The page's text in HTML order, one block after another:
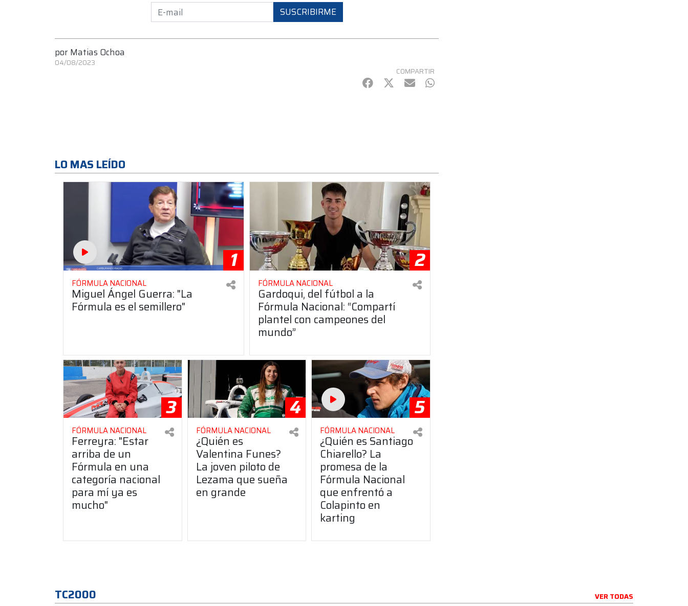
SUSCRIBIRME
por Matias Ochoa
04/08/2023
COMPARTIR
Facebook
Twitter
mail WhatsApp
LO MAS LEÍDO
1
FÓRMULA NACIONAL
Miguel Ángel Guerra: "La
Fórmula es el semillero"
2
FÓRMULA NACIONAL
Gardoqui, del fútbol a la
Fórmula Nacional: “Compartí
plantel con campeones del
mundo”
3
FÓRMULA NACIONAL
Ferreyra: "Estar
arriba de un
Fórmula en una
categoría nacional
para mí ya es
mucho"
4
FÓRMULA NACIONAL
¿Quién es
Valentina Funes?
La joven piloto de
Lezama que sueña
en grande
5
FÓRMULA NACIONAL
¿Quién es Santiago
Chiarello? La
promesa de la
Fórmula Nacional
que enfrentó a
Colapinto en
karting
TC2000 VER TODAS